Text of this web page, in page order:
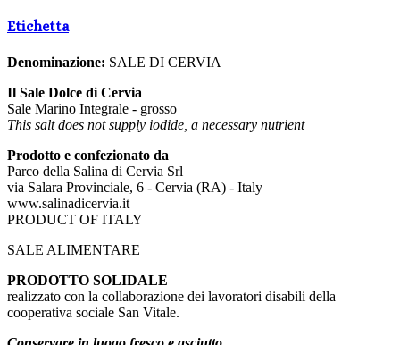
Etichetta
Denominazione: SALE DI CERVIA
Il Sale Dolce di Cervia
Sale Marino Integrale - grosso
This salt does not supply iodide, a necessary nutrient
Prodotto e confezionato da
Parco della Salina di Cervia Srl
via Salara Provinciale, 6 - Cervia (RA) - Italy
www.salinadicervia.it
PRODUCT OF ITALY
SALE ALIMENTARE
PRODOTTO SOLIDALE
realizzato con la collaborazione dei lavoratori disabili della
cooperativa sociale San Vitale.